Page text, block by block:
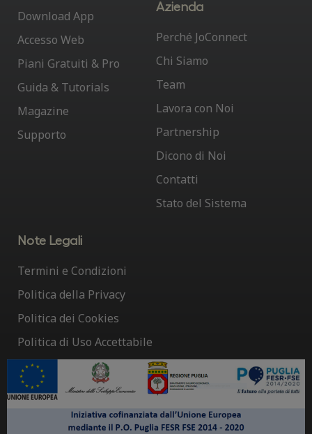
Download App
Accesso Web
Piani Gratuiti & Pro
Guida & Tutorials
Magazine
Supporto
Azienda
Perché JoConnect
Chi Siamo
Team
Lavora con Noi
Partnership
Dicono di Noi
Contatti
Stato del Sistema
Note Legali
Termini e Condizioni
Politica della Privacy
Politica dei Cookies
Politica di Uso Accettabile